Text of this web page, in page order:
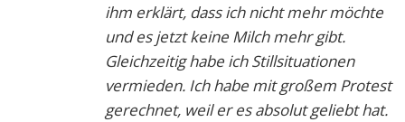
ihm erklärt, dass ich nicht mehr möchte
und es jetzt keine Milch mehr gibt.
Gleichzeitig habe ich Stillsituationen
vermieden. Ich habe mit großem Protest
gerechnet, weil er es absolut geliebt hat.